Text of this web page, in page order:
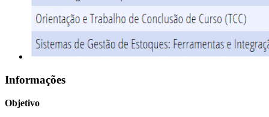
Informações
Objetivo